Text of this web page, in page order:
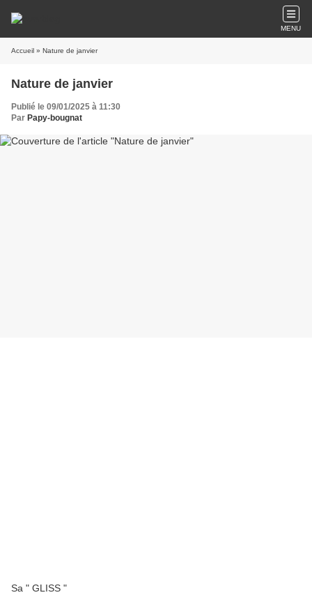
MENU
Accueil » Nature de janvier
Nature de janvier
Publié le 09/01/2025 à 11:30
Par Papy-bougnat
Sa " GLISS "